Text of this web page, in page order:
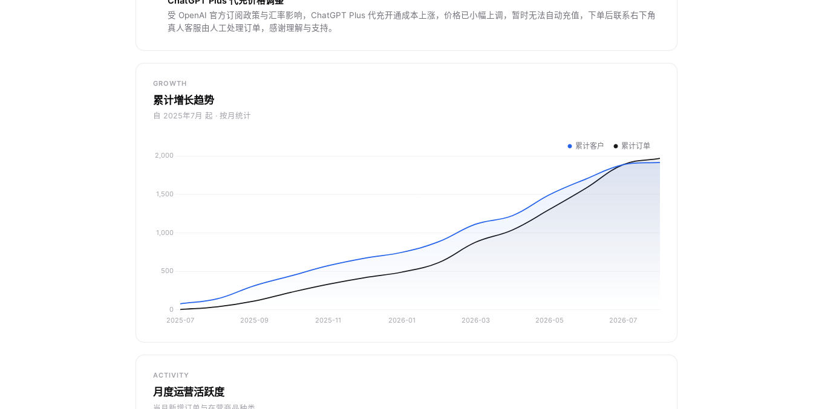
受 OpenAI 官方订阅政策与汇率影响，ChatGPT Plus 代充开通成本上涨，价格已小幅上调，暂时无法自动充值，下单后联系右下角
真人客服由人工处理订单，感谢理解与支持。
GROWTH
累计增长趋势
自 2025年7月 起 · 按月统计
ACTIVITY
月度运营活跃度